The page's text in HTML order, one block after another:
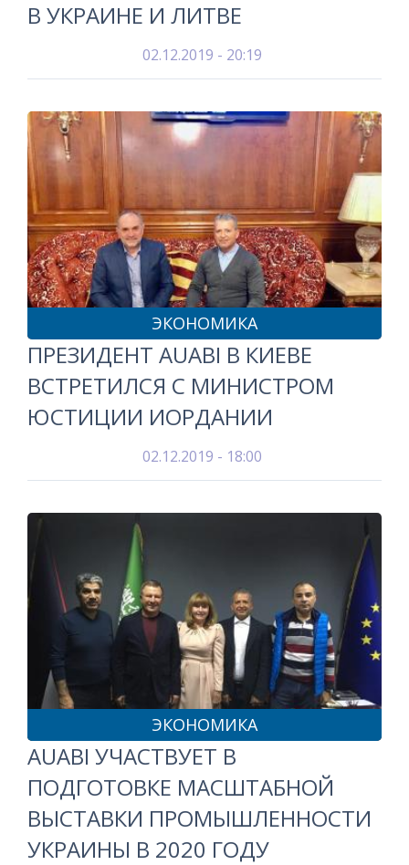
В УКРАИНЕ И ЛИТВЕ
02.12.2019 - 20:19
ЭКОНОМИКА
ПРЕЗИДЕНТ AUABI В КИЕВЕ
ВСТРЕТИЛСЯ С МИНИСТРОМ
ЮСТИЦИИ ИОРДАНИИ
02.12.2019 - 18:00
ЭКОНОМИКА
AUABI УЧАСТВУЕТ В
ПОДГОТОВКЕ МАСШТАБНОЙ
ВЫСТАВКИ ПРОМЫШЛЕННОСТИ
УКРАИНЫ В 2020 ГОДУ